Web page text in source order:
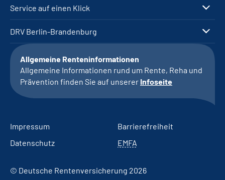
Service auf einen Klick
DRV Berlin-Brandenburg
Allgemeine Renteninformationen
Allgemeine Informationen rund um Rente, Reha und
Prävention finden Sie auf unserer Infoseite
Impressum
Barrierefreiheit
Datenschutz
EMFA
© Deutsche Rentenversicherung 2026